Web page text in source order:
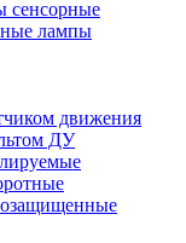
сенсорные
лампы
движения
ДУ